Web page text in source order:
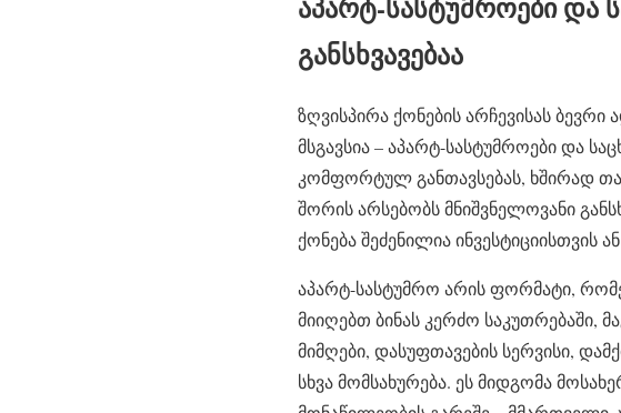
განსხვავებაა
ზღვისპირა ქონების არჩევისას
მსგავსია – აპარტ-სასტუმროები და
კომფორტულ განთავსებას, ხშირად
შორის არსებობს მნიშვნელოვანი
ქონება შეძენილია ინვესტიციისთვის
აპარტ-სასტუმრო არის ფორმატი,
მიიღებთ ბინას კერძო საკუთრებაში,
მიმღები, დასუფთავების სერვისი,
სხვა მომსახურება. ეს მიდგომა